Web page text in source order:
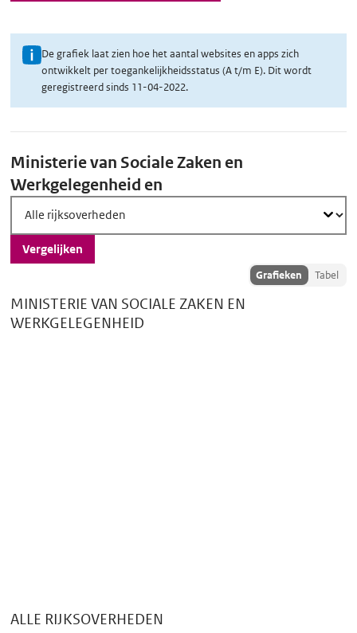
U
i
g
o
v
e
r
e
g
De grafiek laat zien hoe het aantal websites en apps zich
ontwikkelt per toegankelijkheidsstatus (A t/m E). Dit wordt
geregistreerd sinds 11-04-2022.
scores
Ministerie van Sociale Zaken en
Werkgelegenheid en
Vergelijken
Toon
Grafieken Tabel
MINISTERIE VAN SOCIALE ZAKEN EN
WERKGELEGENHEID
ALLE RIJKSOVERHEDEN